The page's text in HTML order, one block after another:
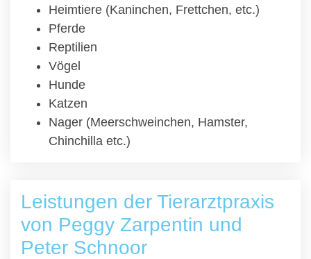
Heimtiere (Kaninchen, Frettchen, etc.)
Pferde
Reptilien
Vögel
Hunde
Katzen
Nager (Meerschweinchen, Hamster,
Chinchilla etc.)
Leistungen der Tierarztpraxis
von Peggy Zarpentin und
Peter Schnoor